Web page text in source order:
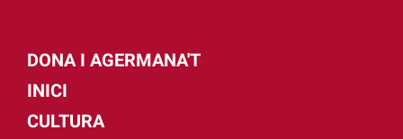
DONA I AGERMANA'T
INICI
CULTURA